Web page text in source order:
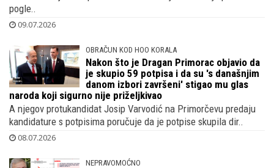
pogle..
09.07.2026
OBRAČUN KOD HOO KORALA
Nakon što je Dragan Primorac objavio da
je skupio 59 potpisa i da su 's današnjim
danom izbori završeni' stigao mu glas
naroda koji sigurno nije priželjkivao
A njegov protukandidat Josip Varvodić na Primorčevu predaju
kandidature s potpisima poručuje da je potpise skupila dir..
08.07.2026
NEPRAVOMOĆNO